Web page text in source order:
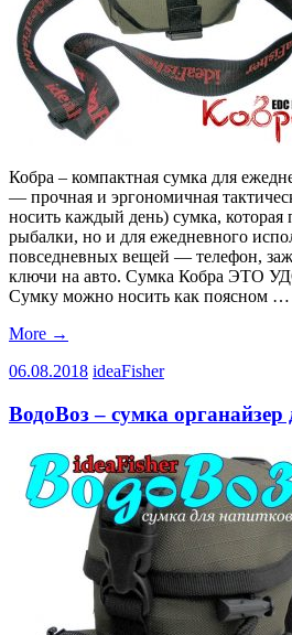
Кобра – компактная сумка для
— прочная и эргономичная
носить каждый день) сумка, которая
рыбалки, но и для ежедневного
повседневных вещей — телефон,
ключи на авто. Сумка Кобра
Сумку можно носить как поясном …
More →
06.08.2018 ideaFisher
ВодоВоз – сумка органайзер